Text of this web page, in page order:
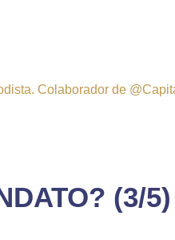
Colaborador de
(3/5)